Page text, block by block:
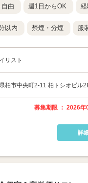
自由 週1日からOK
以内 禁煙・分煙 服
リスト
柏市中央町2-11 柏トシオビル
募集期限 ： 2026年
詳